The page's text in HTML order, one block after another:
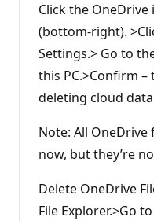
Click the
(bottom-right).
Settings.> Go to
this PC.>Confirm
deleting cloud
Note: All
now, but they’re
Delete OneDrive
File Explorer.>Go